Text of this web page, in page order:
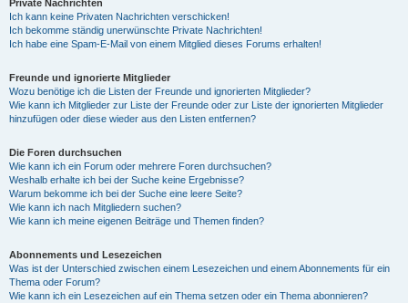
Private Nachrichten
Ich kann keine Privaten Nachrichten verschicken!
Ich bekomme ständig unerwünschte Private Nachrichten!
Ich habe eine Spam-E-Mail von einem Mitglied dieses Forums erhalten!
Freunde und ignorierte Mitglieder
Wozu benötige ich die Listen der Freunde und ignorierten Mitglieder?
Wie kann ich Mitglieder zur Liste der Freunde oder zur Liste der ignorierten Mitglieder
hinzufügen oder diese wieder aus den Listen entfernen?
Die Foren durchsuchen
Wie kann ich ein Forum oder mehrere Foren durchsuchen?
Weshalb erhalte ich bei der Suche keine Ergebnisse?
Warum bekomme ich bei der Suche eine leere Seite?
Wie kann ich nach Mitgliedern suchen?
Wie kann ich meine eigenen Beiträge und Themen finden?
Abonnements und Lesezeichen
Was ist der Unterschied zwischen einem Lesezeichen und einem Abonnements für ein
Thema oder Forum?
Wie kann ich ein Lesezeichen auf ein Thema setzen oder ein Thema abonnieren?